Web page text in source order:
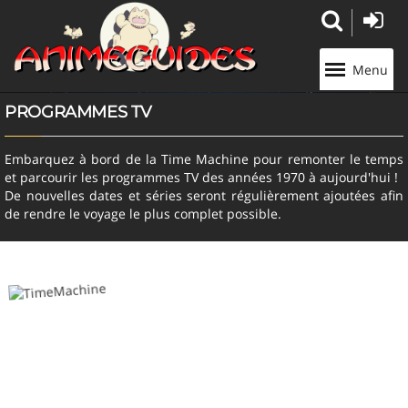
Menu
PROGRAMMES TV
Embarquez à bord de la Time Machine pour remonter le temps
et parcourir les programmes TV des années 1970 à aujourd'hui !
De nouvelles dates et séries seront régulièrement ajoutées afin
de rendre le voyage le plus complet possible.
Panneau de gestion des cookies